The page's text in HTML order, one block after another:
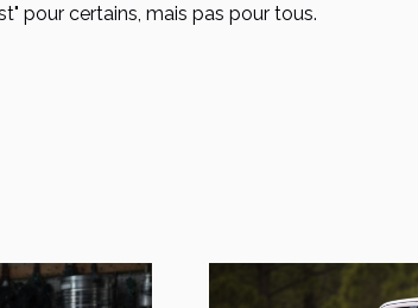
pour certains, mais pas pour tous.